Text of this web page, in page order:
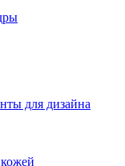
для дизайна